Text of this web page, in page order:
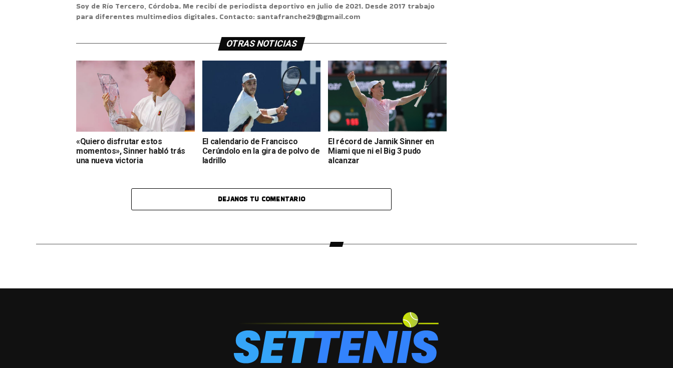
Soy de Río Tercero, Córdoba. Me recibí de periodista deportivo en julio de 2021. Desde 2017 trabajo
para diferentes multimedios digitales. Contacto: santafranche29@gmail.com
OTRAS NOTICIAS
«Quiero disfrutar estos
momentos», Sinner habló trás
una nueva victoria
El calendario de Francisco
Cerúndolo en la gira de polvo de
ladrillo
El récord de Jannik Sinner en
Miami que ni el Big 3 pudo
alcanzar
DEJANOS TU COMENTARIO